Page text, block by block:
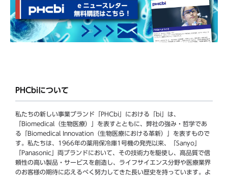
PHCbiについて
私たちの新しい事業ブランド「PHCbi」における「bi」は、
「Biomedical（生物医療）」を表すとともに、弊社の強み・哲学であ
る「Biomedical Innovation（生物医療における革新）」を表すもので
す。私たちは、1966年の薬用保冷庫1号機の発売以来、「Sanyo」
「Panasonic」両ブランドにおいて、その技術力を駆使し、高品質で信
頼性の高い製品・サービスを創造し、ライフサイエンス分野や医療業界
のお客様の期待に応えるべく努力してきた長い歴史を持っています。よ